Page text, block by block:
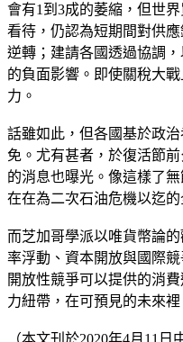
會有1到3成的萎縮，但世
看待，仍認為短期間對供
逆轉；建請各國透過協調
的負面影響。即使關稅大
力。
話雖如此，但各國基於政
免。尤有甚者，於復活節
的消息也曝光。像這樣了
在在為二次石油危機以迄
而芝加哥學派以唯貨幣論
率浮動、資本開放與國際
開放性競爭可以提供的消
力紐帶，在可預見的未來
（本文刊於2020年4月11日